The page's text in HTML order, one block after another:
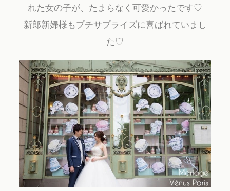
れた女の子が、たまらなく可愛かったです♡
新郎新婦様もプチサプライズに喜ばれていまし
た♡